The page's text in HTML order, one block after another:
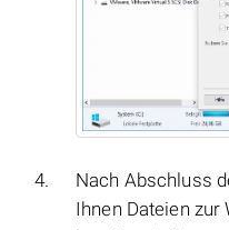
Nach Abschluss
Ihnen Dateien